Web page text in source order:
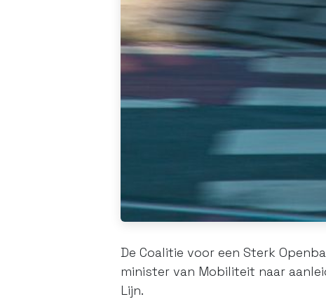
De Coalitie voor een Sterk
minister van Mobiliteit naar
Lijn.